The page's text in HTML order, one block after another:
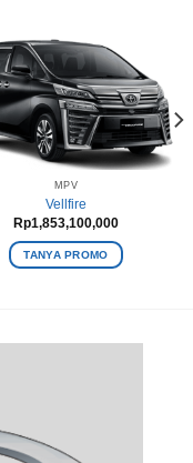
MPV
Vellfire
Rp1,853,100,000
TANYA PROMO